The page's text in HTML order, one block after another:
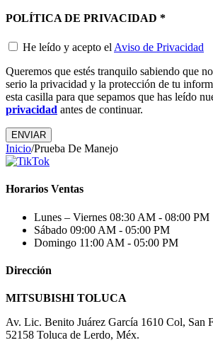
POLÍTICA DE PRIVACIDAD *
He leído y acepto el Aviso de Privacidad
Queremos que estés tranquilo sabiendo que
serio la privacidad y la protección de tu
esta casilla para que sepamos que has leído
privacidad antes de continuar.
ENVIAR
Inicio/Prueba De Manejo
Horarios Ventas
Lunes – Viernes 08:30 AM - 08:00 PM
Sábado 09:00 AM - 05:00 PM
Domingo 11:00 AM - 05:00 PM
Dirección
MITSUBISHI TOLUCA
Av. Lic. Benito Juárez García 1610 Col, San
52158 Toluca de Lerdo, Méx.